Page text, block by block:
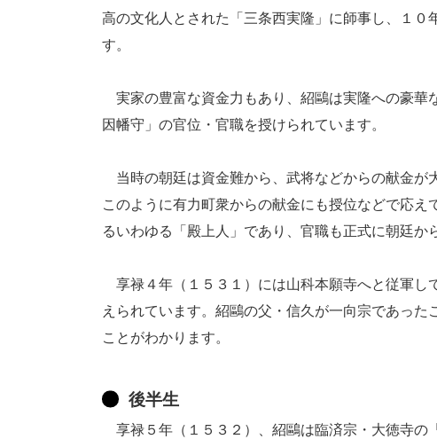
高の文化人とされた「三条西実隆」に師事し、１０
す。
実家の豊富な資金力もあり、紹鷗は実隆への豪華
因幡守」の官位・官職を授けられています。
当時の朝廷は資金難から、武将などからの献金が
このように有力町衆からの献金にも授位などで応
るいわゆる「殿上人」であり、官職も正式に朝廷か
享禄４年（１５３１）には山科本願寺へと従軍し
えられています。紹鷗の父・信久が一向宗であっ
ことがわかります。
後半生
享禄５年（１５３２）、紹鷗は臨済宗・大徳寺の